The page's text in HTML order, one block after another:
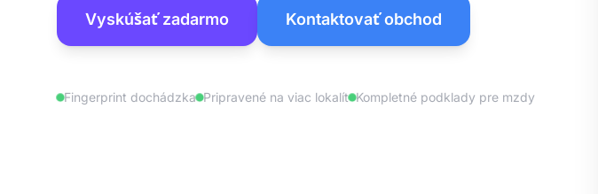
Vyskúšať zadarmo Kontaktovať obchod
Fingerprint dochádzka Pripravené na viac lokalít Kompletné podklady pre mzdy